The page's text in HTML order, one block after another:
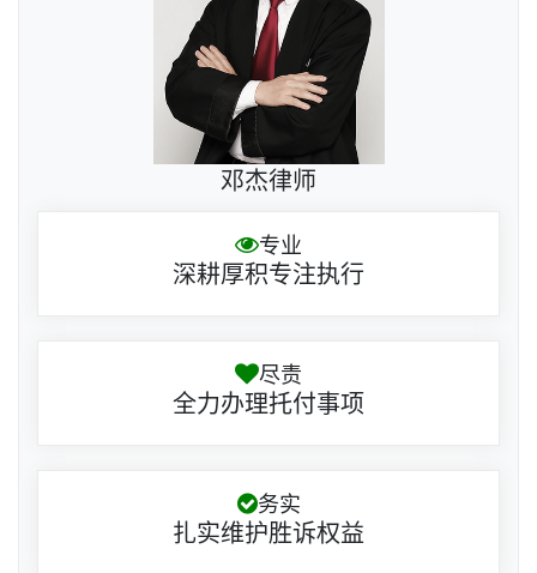
邓杰律师
专业
深耕厚积专注执行
尽责
全力办理托付事项
务实
扎实维护胜诉权益